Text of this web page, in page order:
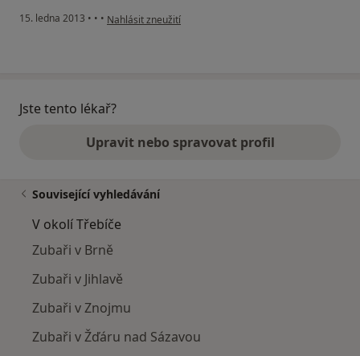
15. ledna 2013 • • • podle názoru uživatele Váš účet byl odstraněn
Nahlásit zneužití
Jste tento lékař?
Upravit nebo spravovat profil
Související vyhledávání
V okolí Třebíče
Zubaři v Brně
Zubaři v Jihlavě
Zubaři v Znojmu
Zubaři v Žďáru nad Sázavou